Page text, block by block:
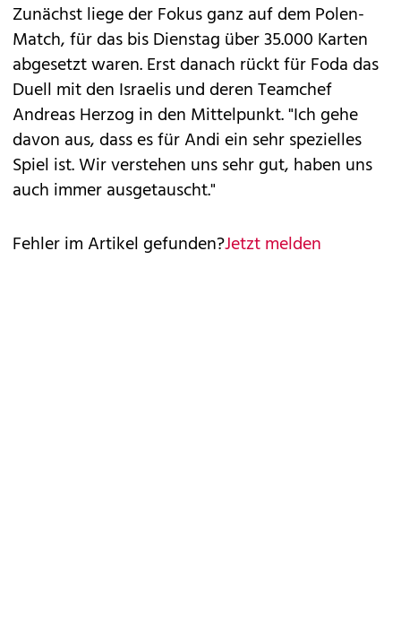
Zunächst liege der Fokus ganz auf dem Polen-
Match, für das bis Dienstag über 35.000 Karten
abgesetzt waren. Erst danach rückt für Foda das
Duell mit den Israelis und deren Teamchef
Andreas Herzog in den Mittelpunkt. "Ich gehe
davon aus, dass es für Andi ein sehr spezielles
Spiel ist. Wir verstehen uns sehr gut, haben uns
auch immer ausgetauscht."
Fehler im Artikel gefunden?Jetzt melden